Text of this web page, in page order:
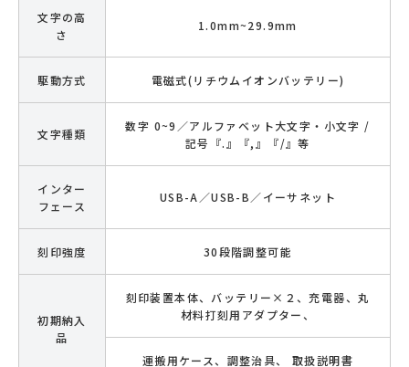
文字の高
さ
1.0mm~29.9mm
駆動方式 電磁式(リチウムイオンバッテリー)
文字種類
数字 0~9／アルファベット大文字・小文字 /
記号『.』『,』『/』等
インター
フェース
USB-A／USB-B／イーサネット
刻印強度 30段階調整可能
初期納入
品
刻印装置本体、バッテリー×２、充電器、丸
材料打刻用アダプター、
運搬用ケース、調整治具、 取扱説明書